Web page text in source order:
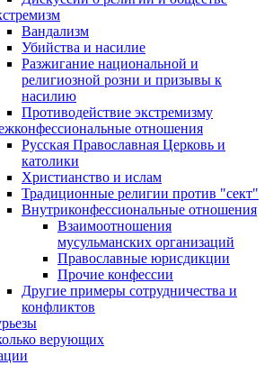
Вандализм
Убийства и насилие
Разжигание национальной и
религиозной розни и призывы к
насилию
Противодействие экстремизму
отношения
Русская Православная Церковь и
католики
Христианство и ислам
Традиционные религии против "сект"
Внутриконфессиональные отношения
Взаимоотношения
мусульманских организаций
Православные юрисдикции
Прочие конфессии
Другие примеры сотрудничества и
конфликтов
верующих